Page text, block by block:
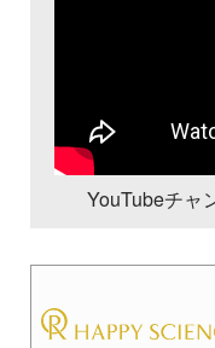
YouTubeチャ